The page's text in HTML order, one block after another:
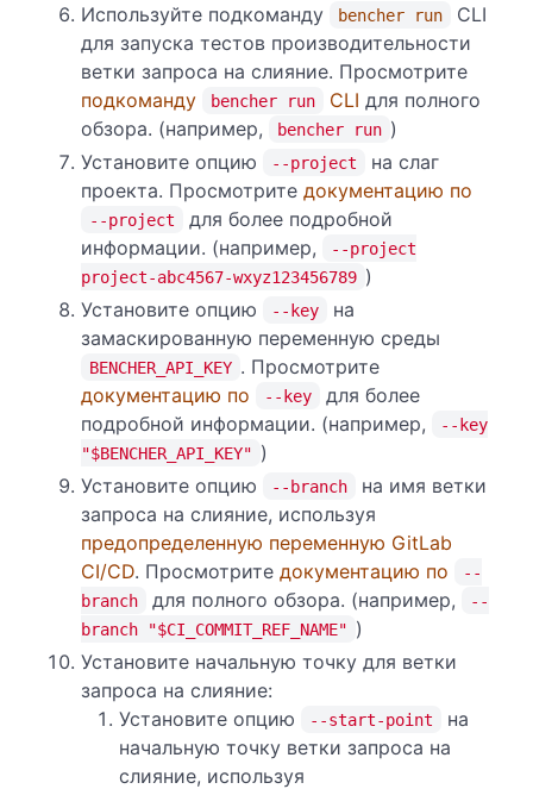
Используйте подкоманду
bencher run
CLI
для запуска тестов производительности
ветки запроса на слияние. Просмотрите
подкоманду
bencher run CLI для полного
обзора. (например,
bencher run )
Установите опцию
--project
на слаг
проекта. Просмотрите документацию по
--project
для более подробной
информации. (например,
--project
project-abc4567-wxyz123456789 )
Установите опцию
--key
на
замаскированную переменную среды
BENCHER_API_KEY . Просмотрите
документацию по
--key
для более
подробной информации. (например,
--key
"$BENCHER_API_KEY" )
Установите опцию
--branch
на имя ветки
запроса на слияние, используя
предопределенную переменную GitLab
CI/CD. Просмотрите документацию по
--
branch
для полного обзора. (например,
--
branch "$CI_COMMIT_REF_NAME" )
Установите начальную точку для ветки
запроса на слияние:
Установите опцию
--start-point
на
начальную точку ветки запроса на
слияние, используя